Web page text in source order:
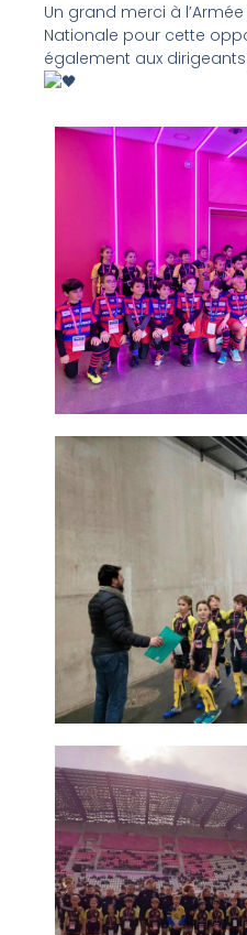
Un grand merci à
Nationale pour cette
également aux